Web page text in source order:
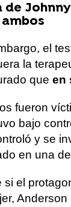
el
la
que en
fueron
bajo
y se
en una
si el